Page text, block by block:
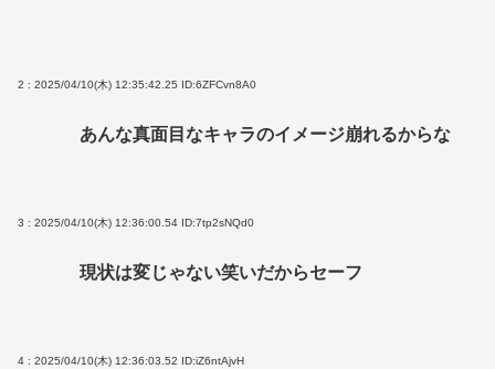
2 : 2025/04/10(木) 12:35:42.25 ID:6ZFCvn8A0
あんな真面目なキャラのイメージ崩れるからな
3 : 2025/04/10(木) 12:36:00.54 ID:7tp2sNQd0
現状は変じゃない笑いだからセーフ
4 : 2025/04/10(木) 12:36:03.52 ID:iZ6ntAjvH